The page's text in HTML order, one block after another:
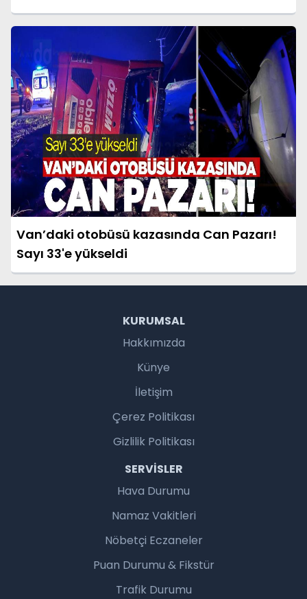
Van’daki otobüsü kazasında Can Pazarı!
Sayı 33'e yükseldi
KURUMSAL
Hakkımızda
Künye
İletişim
Çerez Politikası
Gizlilik Politikası
SERVISLER
Hava Durumu
Namaz Vakitleri
Nöbetçi Eczaneler
Puan Durumu & Fikstür
Trafik Durumu